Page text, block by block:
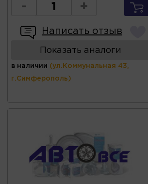
- +
Написать отзыв
Показать аналоги
в наличии (ул.Коммунальная 43,
г.Симферополь)